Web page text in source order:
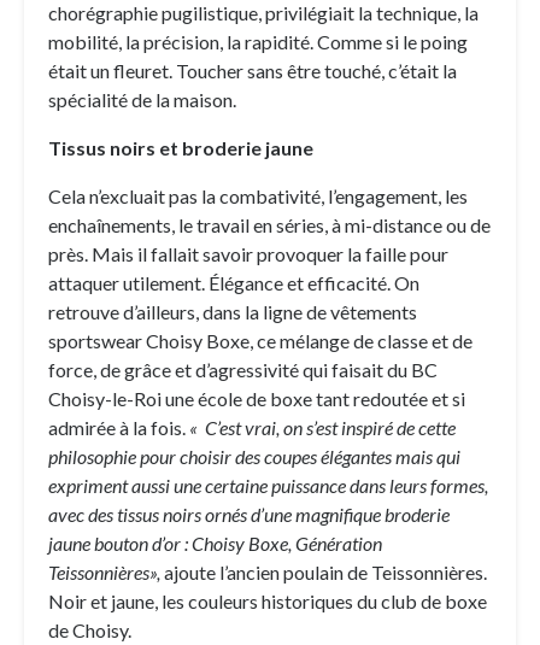
chorégraphie pugilistique, privilégiait la technique, la
mobilité, la précision, la rapidité. Comme si le poing
était un fleuret. Toucher sans être touché, c’était la
spécialité de la maison.
Tissus noirs et broderie jaune
Cela n’excluait pas la combativité, l’engagement, les
enchaînements, le travail en séries, à mi-distance ou de
près. Mais il fallait savoir provoquer la faille pour
attaquer utilement. Élégance et efficacité. On
retrouve d’ailleurs, dans la ligne de vêtements
sportswear Choisy Boxe, ce mélange de classe et de
force, de grâce et d’agressivité qui faisait du BC
Choisy-le-Roi une école de boxe tant redoutée et si
admirée à la fois. « C’est vrai, on s’est inspiré de cette
philosophie pour choisir des coupes élégantes mais qui
expriment aussi une certaine puissance dans leurs formes,
avec des tissus noirs ornés d’une magnifique broderie
jaune bouton d’or : Choisy Boxe, Génération
Teissonnières», ajoute l’ancien poulain de Teissonnières.
Noir et jaune, les couleurs historiques du club de boxe
de Choisy.